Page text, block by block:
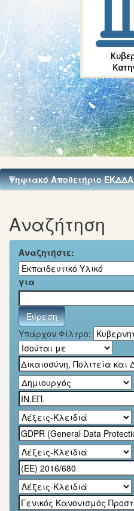
Ψηφιακό Αποθετήριο ΕΚΔΔΑ
Αναζήτηση
Αναζητήστε:
για
Υπάρχον Φίλτρο: